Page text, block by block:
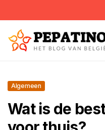
Algemeen
Wat is de